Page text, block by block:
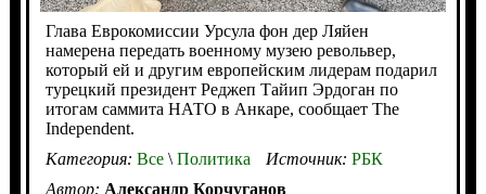
Глава Еврокомиссии Урсула фон дер Ляйен
намерена передать военному музею револьвер,
который ей и другим европейским лидерам подарил
турецкий президент Реджеп Тайип Эрдоган по
итогам саммита НАТО в Анкаре, сообщает The
Independent.
Категория: Все\Политика Источник: РБК
Автор: Александр Корчуганов